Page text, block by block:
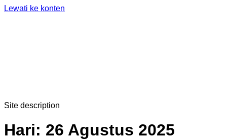
Lewati ke konten
Site description
Hari: 26 Agustus 2025